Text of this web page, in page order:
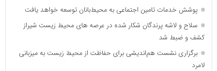
پوشش خدمات تامین اجتماعی به محیط‌بانان توسعه خواهد یافت
سلاح و لاشه پرندگان شکار شده در عرصه های محیط زیست شیراز
کشف و ضبط شد
برگزاری نشست هم‌اندیشی برای حفاظت از محیط زیست به میزبانی
لامرد